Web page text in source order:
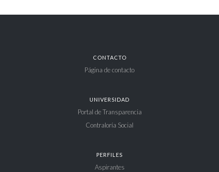
CONTACTO
Página de contacto
UNIVERSIDAD
Portal de Transparencia
Contraloría Social
PERFILES
Aspirantes